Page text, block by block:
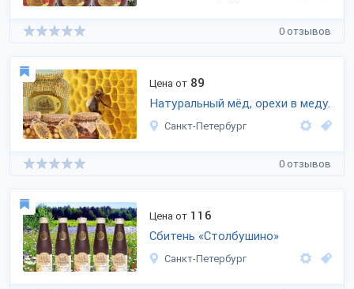
0 отзывов
Цена от 89
Натуральный мёд, орехи в меду.
Санкт-Петербург
0 отзывов
Цена от 116
Сбитень «Столбушино»
Санкт-Петербург